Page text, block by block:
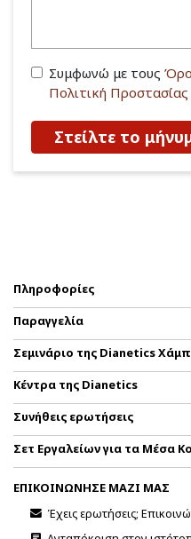
Συμφωνώ με τους
Πολιτική Προστασίας
Στείλτε το
Πληροφορίες
Παραγγελία
Σεμινάριο της Dianetics
Κέντρα της Dianetics
Συνήθεις ερωτήσεις
Σετ Εργαλείων για τα Μέσα
ΕΠΙΚΟΙΝΩΝΗΣΕ ΜΑΖΙ ΜΑΣ
Έχεις ερωτήσεις;